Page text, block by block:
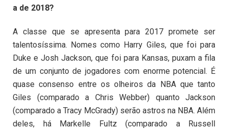
a de 2018?
A classe que se apresenta para 2017 promete ser
talentosíssima. Nomes como Harry Giles, que foi para
Duke e Josh Jackson, que foi para Kansas, puxam a fila
de um conjunto de jogadores com enorme potencial. É
quase consenso entre os olheiros da NBA que tanto
Giles (comparado a Chris Webber) quanto Jackson
(comparado a Tracy McGrady) serão astros na NBA. Além
deles, há Markelle Fultz (comparado a Russell